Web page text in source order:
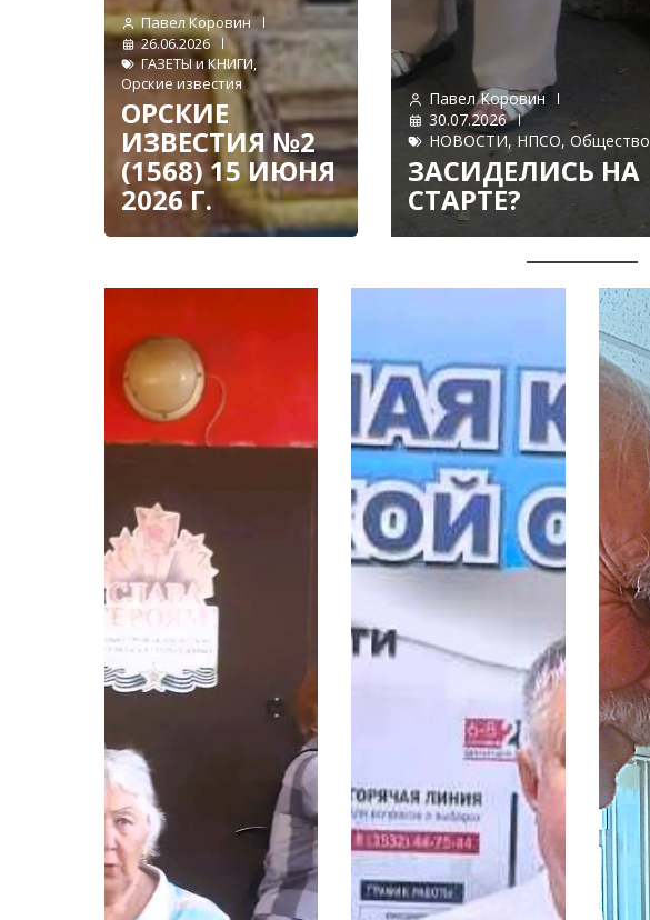
Павел Коровин
26.06.2026
ГАЗЕТЫ и КНИГИ,
Орские известия
ОРСКИЕ
ИЗВЕСТИЯ №2
(1568) 15 ИЮНЯ
2026 Г.
Павел Коровин
30.07.2026
НОВОСТИ, НПСО, Общество
ЗАСИДЕЛИСЬ НА
СТАРТЕ?